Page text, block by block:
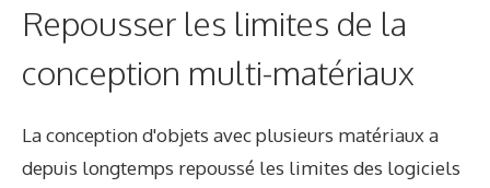
Repousser les limites de la
conception multi-matériaux
La conception d'objets avec plusieurs matériaux a
depuis longtemps repoussé les limites des logiciels